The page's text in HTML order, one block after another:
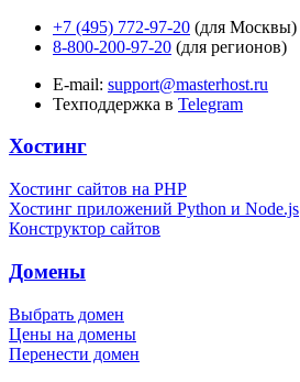
+7 (495) 772-97-20 (для Москвы)
8-800-200-97-20 (для регионов)
E-mail: support@masterhost.ru
Техподдержка в Telegram
Хостинг
Хостинг сайтов на PHP
Хостинг приложений Python и Node.js
Конструктор сайтов
Домены
Выбрать домен
Цены на домены
Перенести домен